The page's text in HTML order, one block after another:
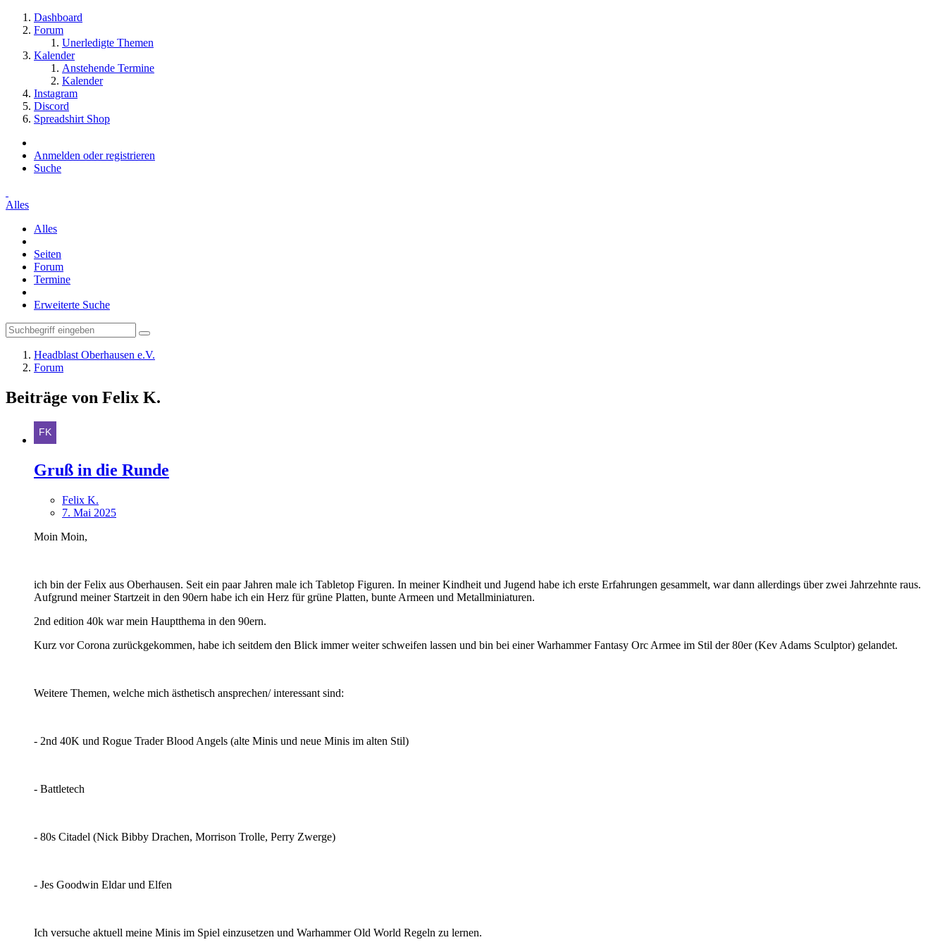
Dashboard
Forum
Unerledigte Themen
Kalender
Anstehende Termine
Kalender
Instagram
Discord
Spreadshirt Shop
Anmelden oder registrieren
Suche
Alles
Alles
Seiten
Forum
Termine
Erweiterte Suche
Headblast Oberhausen e.V.
Forum
Beiträge von Felix K.
Gruß in die Runde
Felix K.
7. Mai 2025
Moin Moin,
ich bin der Felix aus Oberhausen. Seit ein paar Jahren male ich Tabletop Figuren. In meiner Kindheit und Jugend habe ich erste Erfahrungen gesammelt, war dann allerdings über zwei Jahrzehnte raus.
Aufgrund meiner Startzeit in den 90ern habe ich ein Herz für grüne Platten, bunte Armeen und Metallminiaturen.
2nd edition 40k war mein Hauptthema in den 90ern.
Kurz vor Corona zurückgekommen, habe ich seitdem den Blick immer weiter schweifen lassen und bin bei einer Warhammer Fantasy Orc Armee im Stil der 80er (Kev Adams Sculptor) gelandet.
Weitere Themen, welche mich ästhetisch ansprechen/ interessant sind:
- 2nd 40K und Rogue Trader Blood Angels (alte Minis und neue Minis im alten Stil)
- Battletech
- 80s Citadel (Nick Bibby Drachen, Morrison Trolle, Perry Zwerge)
- Jes Goodwin Eldar und Elfen
Ich versuche aktuell meine Minis im Spiel einzusetzen und Warhammer Old World Regeln zu lernen.